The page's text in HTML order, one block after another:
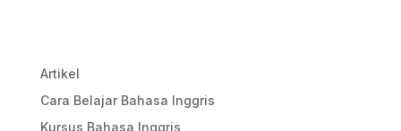
Artikel
Cara Belajar Bahasa Inggris
Kursus Bahasa Inggris